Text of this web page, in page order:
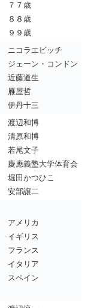
７７歳
８８歳
９９歳
ニコラエビッチ
ジェーン・コンドン
近藤道生
雁屋哲
伊丹十三
渡辺和博
清原和博
若尾文子
慶應義塾大学体育会
堀田かつひこ
安部譲二
アメリカ
イギリス
フランス
イタリア
スペイン